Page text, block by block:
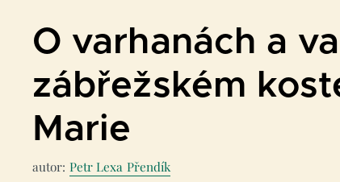
O varhanách a
zábřežském
Marie
autor: Petr Lexa Přendík